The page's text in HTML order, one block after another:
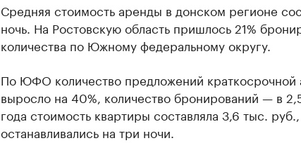
Средняя стоимость аренды в донском регионе
ночь. На Ростовскую область пришлось 21%
количества по Южному федеральному округу.
По ЮФО количество предложений краткосрочной
выросло на 40%, количество бронирований — в
года стоимость квартиры составляла 3,6 тыс.
останавливались на три ночи.